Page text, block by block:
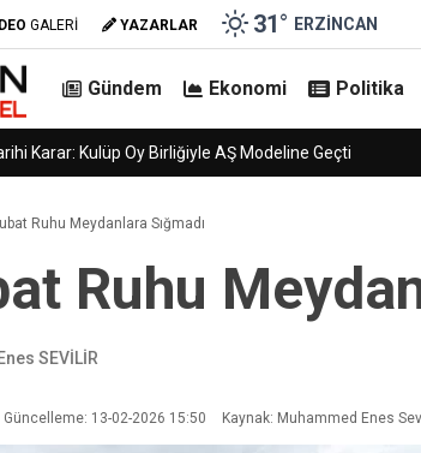
GALERİ YAZARLAR 31° ERZINCAN
Gündem Ekonomi Politika
Erzincanspor’un Geleceği 5 Temmuz’da Şekillenecek
Ruhu Meydanlara Sığmadı
Ruhu
SEVİLİR
Güncelleme: 13-02-2026 15:50 Kaynak: Muhammed Enes